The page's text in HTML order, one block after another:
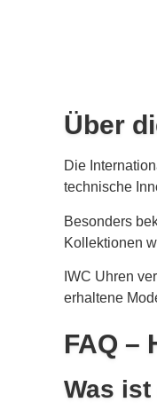
Über
Die
technische
Besonders
Kollektionen
IWC Uhren
erhaltene
FAQ –
Was ist